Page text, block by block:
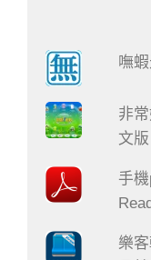
嘸
非
文版
手
樂